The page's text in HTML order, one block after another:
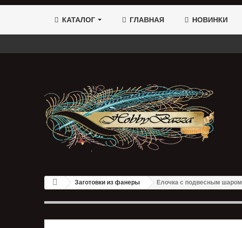
КАТАЛОГ ГЛАВНАЯ НОВИНКИ
Заготовки из фанеры Елочка с подвесным шаром